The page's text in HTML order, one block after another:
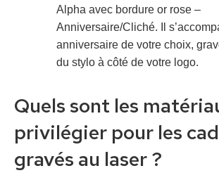
Alpha avec bordure or rose –
Anniversaire/Cliché. Il
anniversaire de votre choix,
du stylo à côté de votre logo.
Quels sont les
privilégier pour les
gravés au laser ?